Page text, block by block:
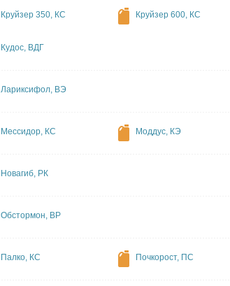
Круйзер 350, КС Круйзер 600, КС
Кудос, ВДГ
Лариксифол, ВЭ
Мессидор, КС Моддус, КЭ
Новагиб, РК
Обстормон, ВР
Палко, КС Почкорост, ПС